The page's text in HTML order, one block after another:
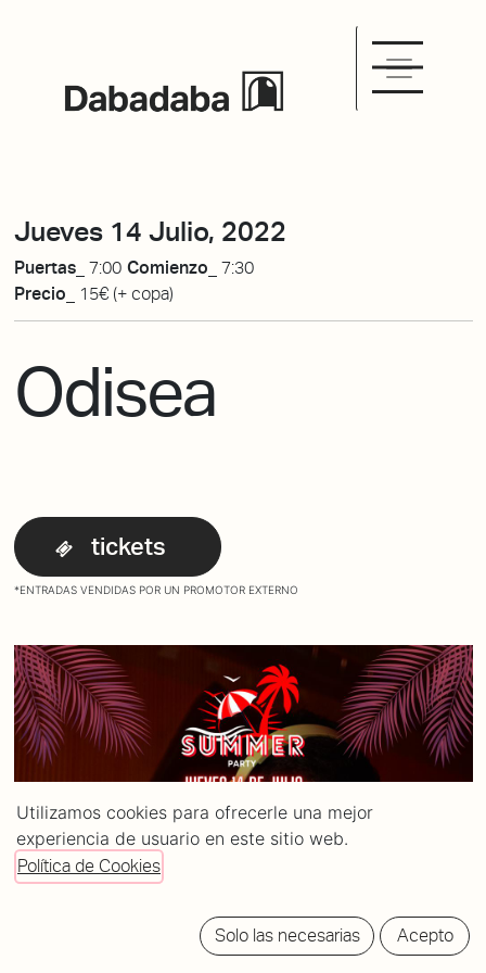
Jueves 14 Julio, 2022
Puertas_ 7:00 Comienzo_ 7:30
Precio_
15€ (+ copa)
Odisea
tickets
*ENTRADAS VENDIDAS POR UN PROMOTOR EXTERNO
Utilizamos cookies para ofrecerle una mejor
experiencia de usuario en este sitio web.
Política de Cookies
Solo las necesarias Acepto